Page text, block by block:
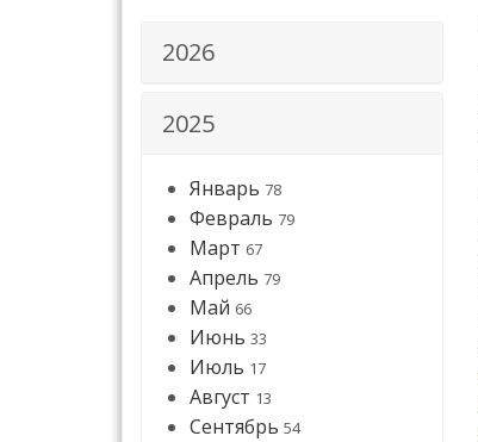
2026
2025
Январь 78
Февраль 79
Март 67
Апрель 79
Май 66
Июнь 33
Июль 17
Август 13
Сентябрь 54